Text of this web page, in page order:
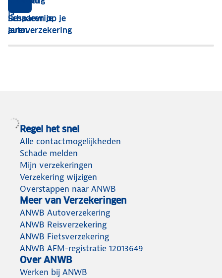
hoger
de
korting
op
precies?
We
vertellen
je
alles
over
schadevrije
jaren.
Schadevrije
jaren
autoverzekering?
Met
deze
tips
premie.
Bekijk
al
onze
bespaartips.
Besparen op je
autoverzekering
is
Regel het snel
Alle contactmogelijkheden
Schade melden
Mijn verzekeringen
Verzekering wijzigen
Overstappen naar ANWB
Meer van Verzekeringen
ANWB Autoverzekering
ANWB Reisverzekering
ANWB Fietsverzekering
ANWB AFM-registratie 12013649
Over ANWB
Werken bij ANWB